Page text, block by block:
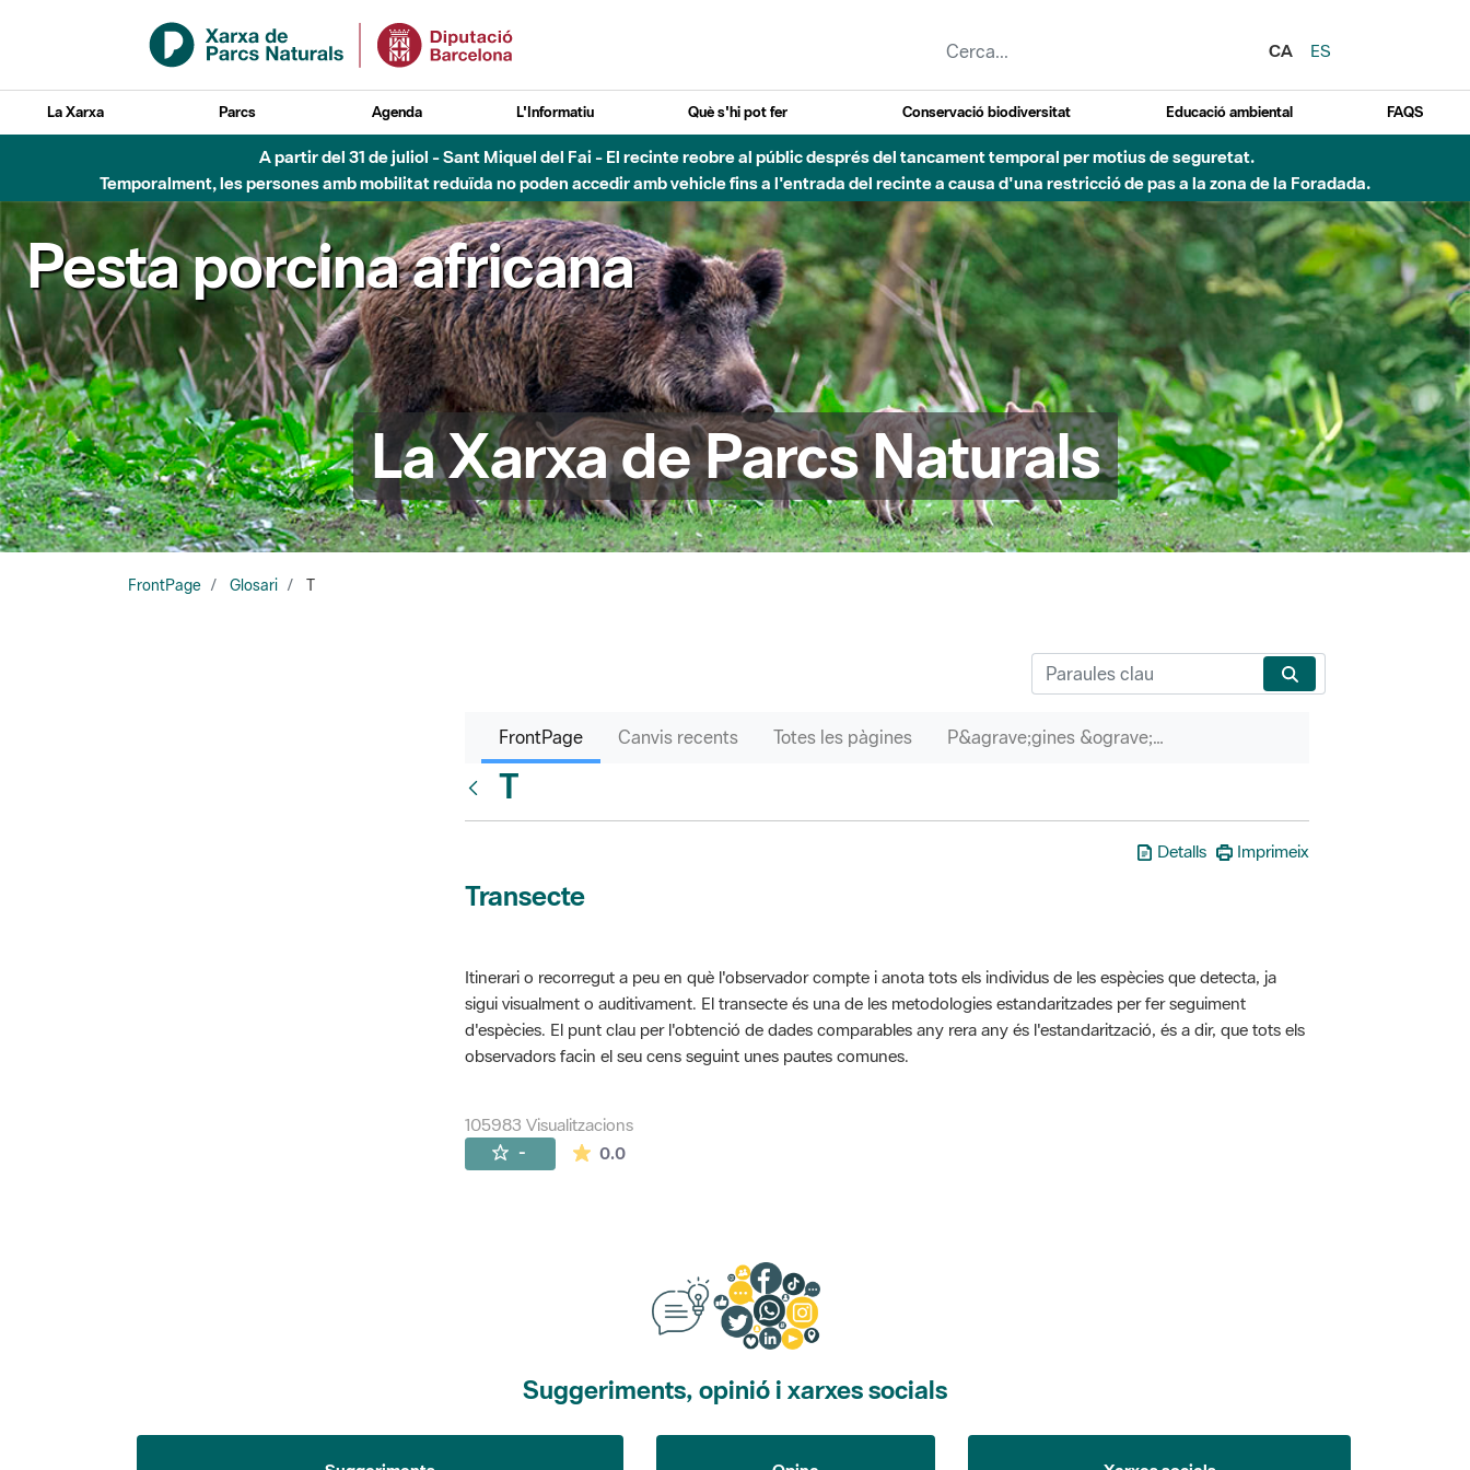
Salta al contingut principal
CA
ES
La Xarxa Parcs Agenda L'Informatiu Què s'hi pot fer Conservació biodiversitat Educació ambiental FAQS
A partir del 31 de juliol - Sant Miquel del Fai - El recinte reobre al públic després del tancament temporal per motius de seguretat.
Temporalment, les persones amb mobilitat reduïda no poden accedir amb vehicle fins a l'entrada del recinte a causa d'una restricció de pas a la zona de la Foradada.
Pesta porcina africana
La Xarxa de Parcs Naturals
FrontPage Glosari T
FrontPage Canvis recents Totes les pàgines P&agrave;gines &ograve;rfenes
T
Detalls Imprimeix
Transecte
Itinerari o recorregut a peu en què l'observador compte i anota tots els individus de les espècies que detecta, ja
sigui visualment o auditivament. El transecte és una de les metodologies estandaritzades per fer seguiment
d'espècies. El punt clau per l'obtenció de dades comparables any rera any és l'estandarització, és a dir, que tots els
observadors facin el seu cens seguint unes pautes comunes.
105983 Visualitzacions
- 0.0La mitjana de les valoracions és de 0 estrelles de 5.
Suggeriments, opinió i xarxes socials